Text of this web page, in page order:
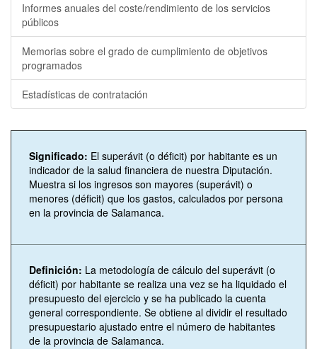
Informes anuales del coste/rendimiento de los servicios
públicos
Memorias sobre el grado de cumplimiento de objetivos
programados
Estadísticas de contratación
Significado: El superávit (o déficit) por habitante es un
indicador de la salud financiera de nuestra Diputación.
Muestra si los ingresos son mayores (superávit) o
menores (déficit) que los gastos, calculados por persona
en la provincia de Salamanca.
Definición: La metodología de cálculo del superávit (o
déficit) por habitante se realiza una vez se ha liquidado el
presupuesto del ejercicio y se ha publicado la cuenta
general correspondiente. Se obtiene al dividir el resultado
presupuestario ajustado entre el número de habitantes
de la provincia de Salamanca.